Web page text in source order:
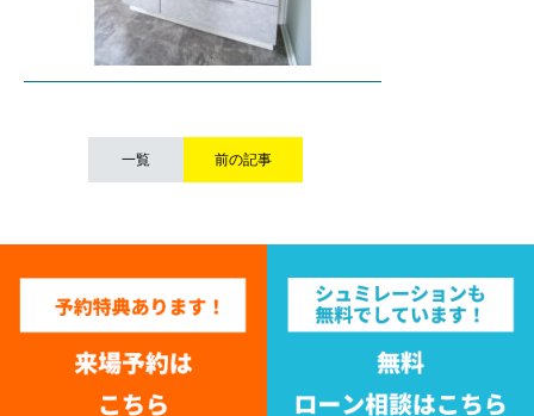
一覧 前の記事